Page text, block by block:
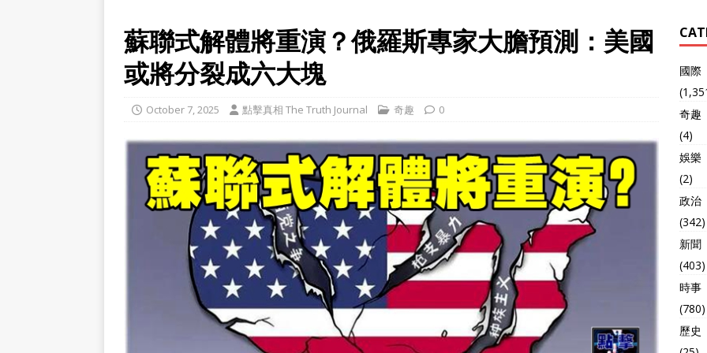
蘇聯式解體將重演？俄羅斯專家大膽預測：美國
或將分裂成六大塊
October 7, 2025 點擊真相 The Truth Journal 奇趣 0
國際
奇趣
(4)
娛樂
(2)
政治
(342)
新聞
(403)
時事
(780)
歷史